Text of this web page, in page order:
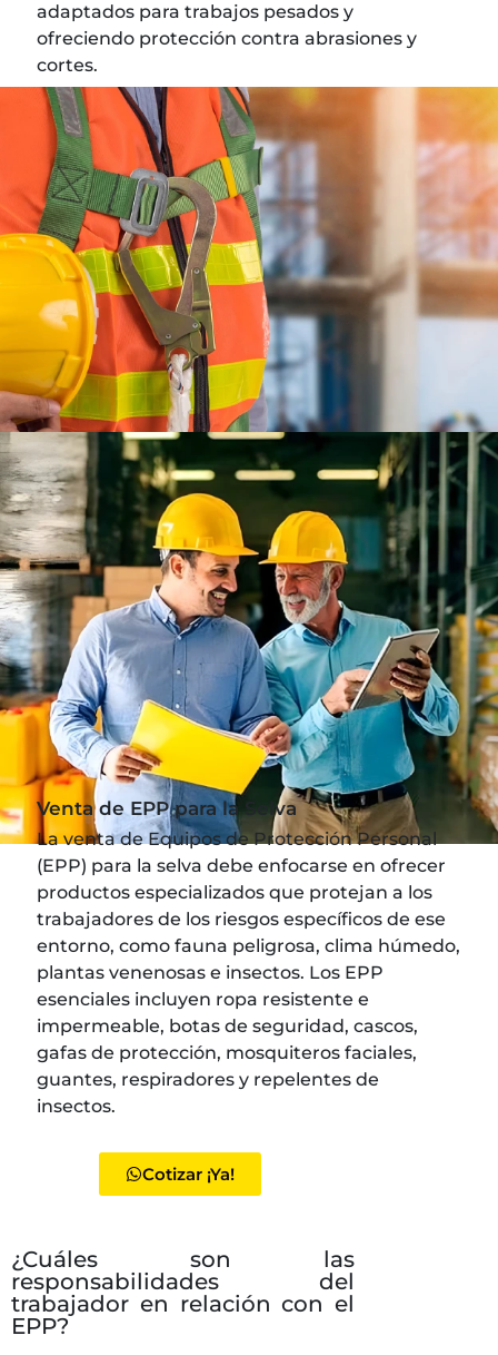
adaptados para trabajos pesados y
ofreciendo protección contra abrasiones y
cortes.
Cotizar ¡Ya!
Venta de EPP para la Selva
La venta de Equipos de Protección Personal
(EPP) para la selva debe enfocarse en ofrecer
productos especializados que protejan a los
trabajadores de los riesgos específicos de ese
entorno, como fauna peligrosa, clima húmedo,
plantas venenosas e insectos. Los EPP
esenciales incluyen ropa resistente e
impermeable, botas de seguridad, cascos,
gafas de protección, mosquiteros faciales,
guantes, respiradores y repelentes de
insectos.
Cotizar ¡Ya!
¿Cuáles son las
responsabilidades del
trabajador en relación con el
EPP?